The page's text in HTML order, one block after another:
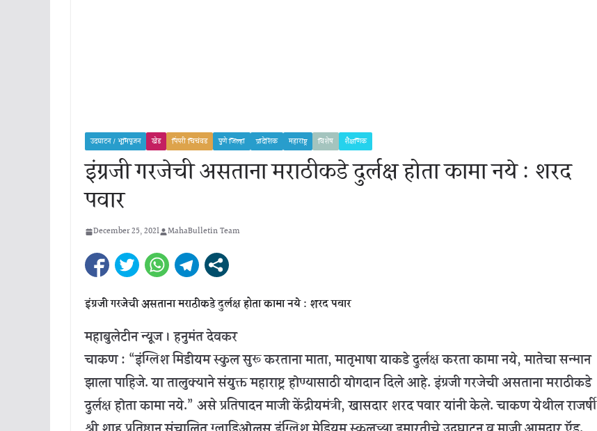
उदघाटन / भूमिपूजन खेड पिंपरी चिचंवड पुणे जिल्हा प्रादेशिक महाराष्ट्र विशेष शैक्षणिक
इंग्रजी गरजेची असताना मराठीकडे दुर्लक्ष होता कामा नये : शरद
पवार
December 25, 2021 MahaBulletin Team
इंग्रजी गरजेची असताना मराठीकडे दुर्लक्ष होता कामा नये : शरद पवार
महाबुलेटीन न्यूज । हनुमंत देवकर
चाकण : “इंग्लिश मिडीयम स्कुल सुरू करताना माता, मातृभाषा याकडे दुर्लक्ष करता कामा नये, मातेचा सन्मान
झाला पाहिजे. या तालुक्याने संयुक्त महाराष्ट्र होण्यासाठी योगदान दिले आहे. इंग्रजी गरजेची असताना मराठीकडे
दुर्लक्ष होता कामा नये.” असे प्रतिपादन माजी केंद्रीयमंत्री, खासदार शरद पवार यांनी केले. चाकण येथील राजर्षी